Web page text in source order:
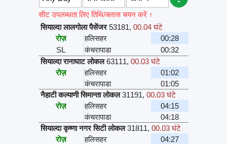
सीट उपलब्धता लिए तिथि/क्लास चयन करें ↑
सियाल्दा लालगोला पैसेंजर 53181, 00.04 घंटे
रोज़
हलिसहर
00:28
SL
कंचरापाडा
00:32
सियाल्दा रानाघाट लोकल 63111, 00.03 घंटे
रोज़
हलिसहर
01:02
कंचरापाडा
01:05
नैहाटी कल्याणी सिमान्ता लोकल 31191, 00.03 घंटे
रोज़
हलिसहर
04:15
कंचरापाडा
04:18
सियाल्दा कृष्णा नगर सिटी लोकल 31811, 00.03 घंटे
रोज़
हलिसहर
04:27